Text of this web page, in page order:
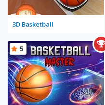
3D Basketball
5